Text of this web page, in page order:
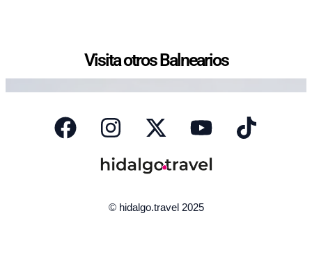
Visita otros Balnearios​
© hidalgo.travel 2025